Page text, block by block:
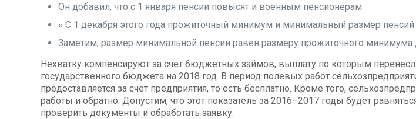
Он добавил, что с 1 января пенсии повысят и военным пенсионерам.
« С 1 декабря этого года прожиточный минимум и минимальный размер пенсий
Заметим, размер минимальной пенсии равен размеру прожиточного минимума
Нехватку компенсируют за счет бюджетных займов, выплату по которым
государственного бюджета на 2018 год. В период полевых работ
предоставляется за счет предприятия, то есть бесплатно. Кроме того,
работы и обратно. Допустим, что этот показатель за 2016–2017 годы будет
проверить документы и обработать заявку.